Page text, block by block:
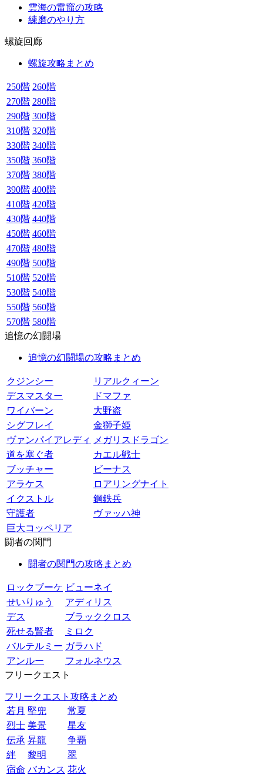
雲海の雷窟の攻略
練磨のやり方
螺旋回廊
螺旋攻略まとめ
250階 260階
270階 280階
290階 300階
310階 320階
330階 340階
350階 360階
370階 380階
390階 400階
410階 420階
430階 440階
450階 460階
470階 480階
490階 500階
510階 520階
530階 540階
550階 560階
570階 580階
追憶の幻闘場
追憶の幻闘場の攻略まとめ
クジンシー
リアルクィーン
デスマスター
ドマファ
ワイバーン
大野盗
シグフレイ
金獅子姫
ヴァンパイアレディ
メガリスドラゴン
道を塞ぐ者
カエル戦士
ブッチャー
ビーナス
アラケス
ロアリングナイト
イクストル
鋼鉄兵
守護者
ヴァッハ神
巨大コッペリア
闘者の関門
闘者の関門の攻略まとめ
ロックブーケ ビューネイ
せいりゅう
アディリス
デス
ブラッククロス
死せる賢者
ミロク
バルテルミー ガラハド
アンルー
フォルネウス
フリークエスト
フリークエスト攻略まとめ
若月 堅兜
常夏
烈士 美景
星友
伝承 昇龍
争覇
絆
黎明
翠
宿命 バカンス 花火